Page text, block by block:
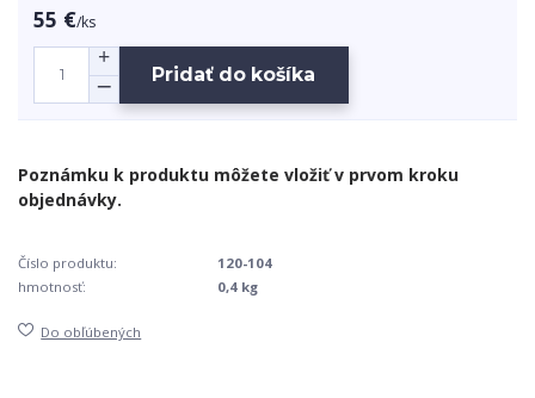
55 €/ks
Pridať do košíka
Číslo produktu:
120-104
hmotnosť:
0,4 kg
Do obľúbených